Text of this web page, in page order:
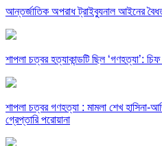
আন্তর্জাতিক অপরাধ ট্রাইব্যুনাল আইনের
শাপলা চত্বর হত্যাকান্ডটি ছিল ‘গণহত্যা’:
শাপলা চত্বর গণহত্যা : মামলা শেখ
গ্রেপ্তারি পরোয়ানা